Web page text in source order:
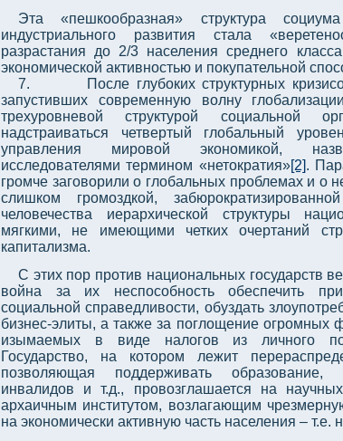
Эта «пешкообразная» структура
индустриального развития стала
разрастания до 2/3 населения среднего
экономической активностью и покупательной
7.
После глубоких структурных
запустивших современную волну
трехуровневой структурой социальной
надстраиваться четвертый глобальный
управления мировой экономикой,
исследователями термином «нетократия»[2].
громче заговорили о глобальных проблемах и о
слишком громоздкой,
человечества иерархической структуры
мягкими, не имеющими четких очертаний
капитализма.
С этих пор против национальных государств
война за их неспособность обеспечить
социальной справедливости, обуздать
бизнес-элиты, а также за поглощение огромных
изымаемых в виде налогов из личного
Государство, на котором лежит
позволяющая поддерживать
инвалидов и т.д., провозглашается на
архаичным институтом, возлагающим
на экономически активную часть населения – т.е.